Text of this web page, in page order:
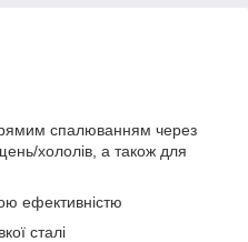
спалюванням через
хололів, а також для
ефективністю
сталі